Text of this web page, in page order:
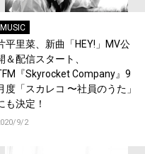
MUSIC
平里菜、新曲「HEY!」MV公
＆配信スタート、
『Skyrocket Company』9
度「スカレコ 〜社員のうた」
も決定！
9/2